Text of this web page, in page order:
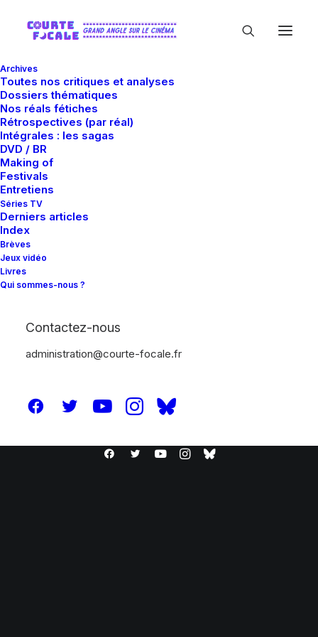
Archives
Toutes nos critiques et analyses
Dossiers thématiques
Nos réals fétiches
Rétrospectives (par réal)
Intégrales : les sagas
DVD / BR
Making of
Festivals
Entretiens
Séries TV
Derniers articles
Index
Brèves
Jeux vidéo
Livres
Qui sommes-nous ?
Contactez-nous
administration@courte-focale.fr
LOGIN